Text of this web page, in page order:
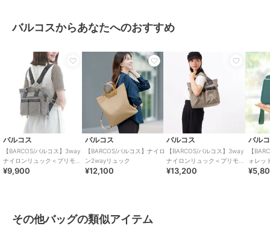
以下)/ファスナー式/その他出
収納可/2WAY以上
その他バッグ
本革/ナイロン/
大(幅31～45cm
以下)/ ファスナー式
その他出
し入れ/ ライフスタイル
Ａ４
収納可/2WAY以上
バルコスからあなたへのおすすめ
バルコス
【BARCOS/バルコス】3way
ナイロンリュック＜プリモミ
ニ＞
¥9,900
バルコス
【BARCOS/バルコス】ナイロ
ン2wayリュック
¥12,100
バルコス
【BARCOS/バルコス】3way
ナイロンリュック＜プリモグ
ランデ＞
¥13,200
バル
【
ォレッ
ピッコ
その他バッグの類似アイテム